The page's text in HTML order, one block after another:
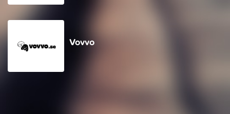
Vovvo